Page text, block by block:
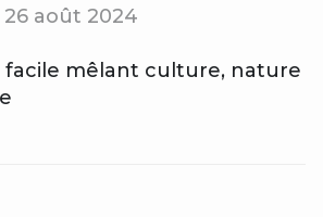
août 2024
facile mêlant culture, nature